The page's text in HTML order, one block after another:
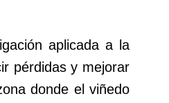
aplicada a la
pérdidas y mejorar
donde el viñedo